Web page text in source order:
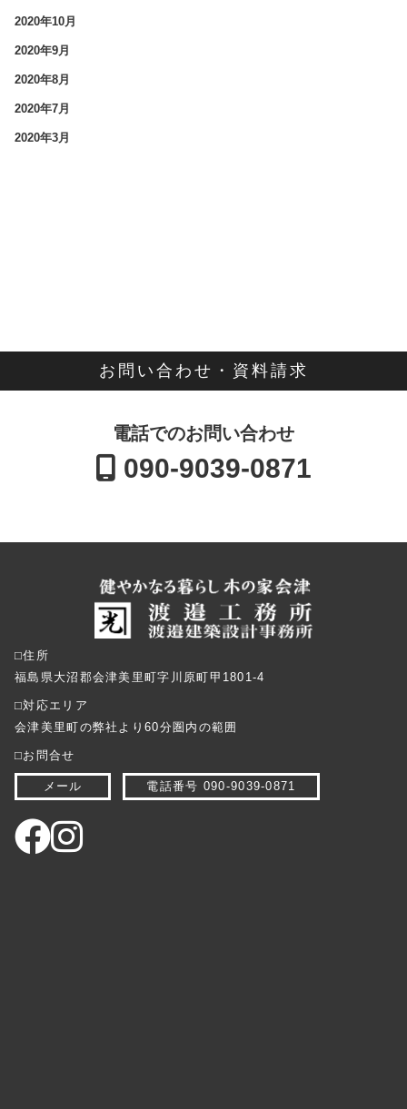
2020年10月
2020年9月
2020年8月
2020年7月
2020年3月
お問い合わせ・資料請求
電話でのお問い合わせ
090-9039-0871
⬜︎住所
福島県大沼郡会津美里町字川原町甲1801-4
⬜︎対応エリア
会津美里町の弊社より60分圏内の範囲
⬜︎お問合せ
メール 電話番号 090-9039-0871